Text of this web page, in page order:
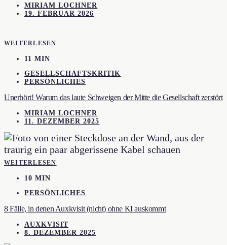
MIRIAM LOCHNER
19. FEBRUAR 2026
WEITERLESEN
11 MIN
GESELLSCHAFTSKRITIK
PERSÖNLICHES
Unerhört! Warum das laute Schweigen der Mitte die Gesellschaft zerstört
MIRIAM LOCHNER
11. DEZEMBER 2025
WEITERLESEN
10 MIN
PERSÖNLICHES
8 Fälle, in denen Auxkvisit (nicht) ohne KI auskommt
AUXKVISIT
8. DEZEMBER 2025